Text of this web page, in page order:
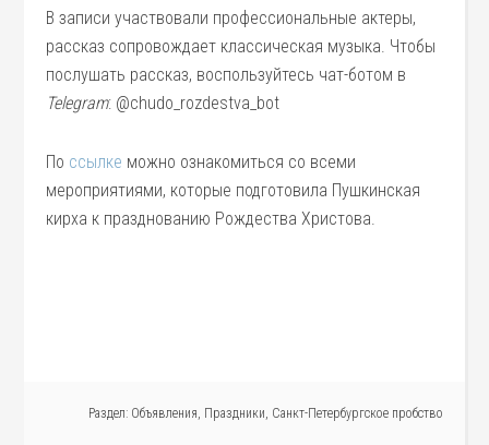
В записи участвовали профессиональные актеры,
рассказ сопровождает классическая музыка. Чтобы
послушать рассказ, воспользуйтесь чат-ботом в
Telegram: @chudo_rozdestva_bot
По ссылке можно ознакомиться со всеми
мероприятиями, которые подготовила Пушкинская
кирха к празднованию Рождества Христова.
Раздел: Объявления, Праздники, Санкт-Петербургское пробство